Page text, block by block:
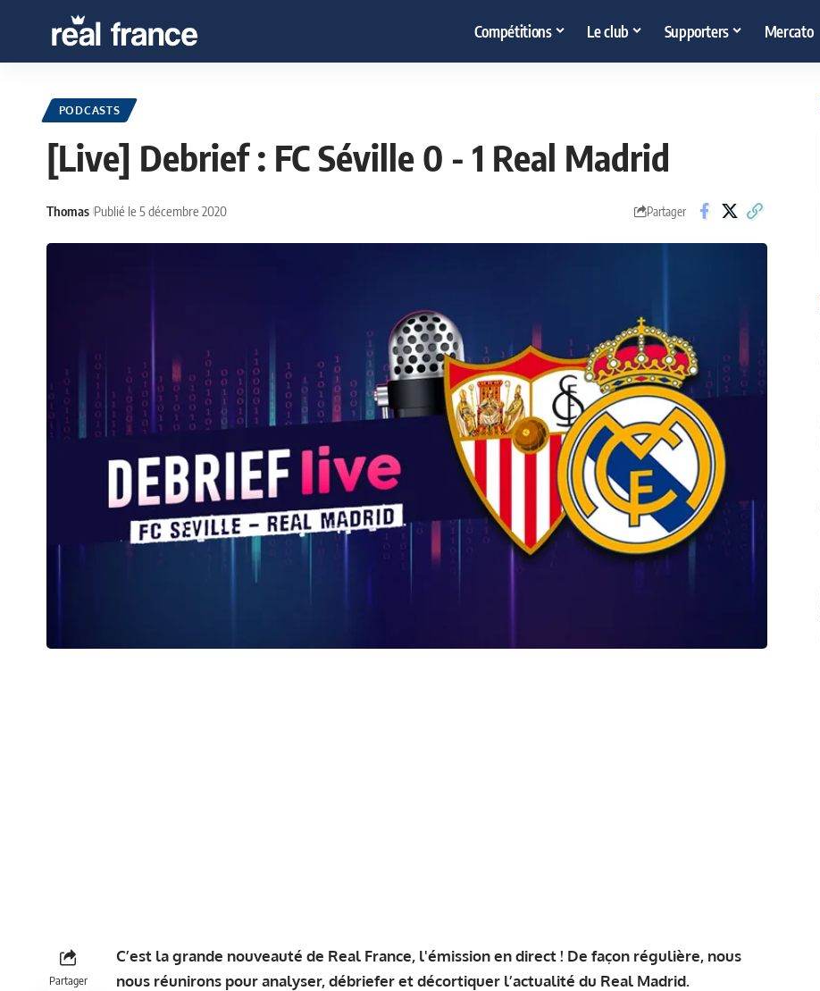
Compétitions Le club Supporters Mercato
PODCASTS
[Live] Debrief : FC Séville 0 - 1 Real Madrid
Thomas Publié le 5 décembre 2020 Partager
Partager
C’est la grande nouveauté de Real France, l'émission en direct ! De façon régulière, nous
nous réunirons pour analyser, débriefer et décortiquer l’actualité du Real Madrid.